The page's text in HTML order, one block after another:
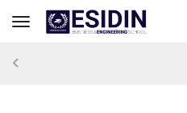
Toggle navigation